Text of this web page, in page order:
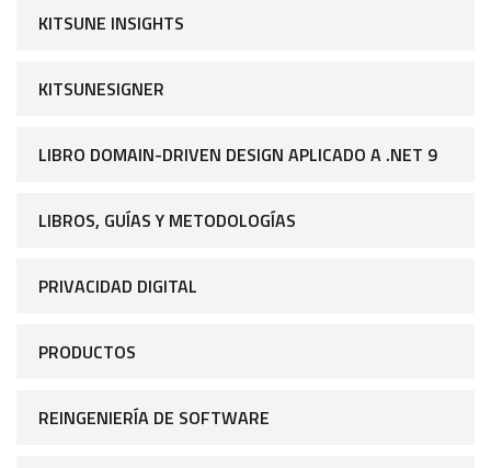
KITSUNE INSIGHTS
KITSUNESIGNER
LIBRO DOMAIN-DRIVEN DESIGN APLICADO A .NET 9
LIBROS, GUÍAS Y METODOLOGÍAS
PRIVACIDAD DIGITAL
PRODUCTOS
REINGENIERÍA DE SOFTWARE